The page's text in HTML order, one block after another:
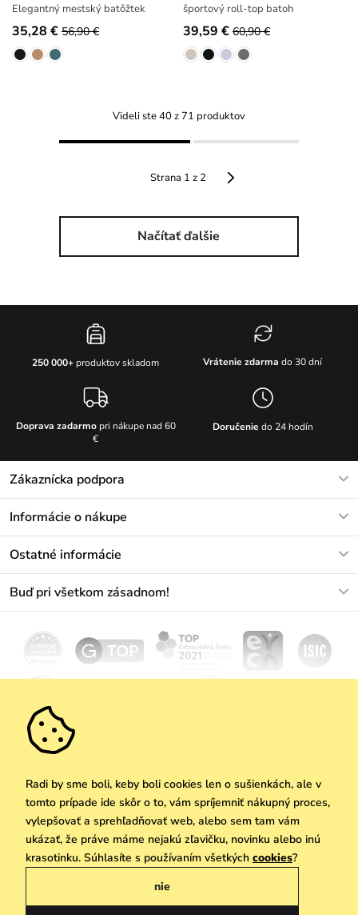
Elegantný mestský batôžtek
35,28 € 56,90 €
športový roll-top batoh
39,59 € 60,90 €
Videli ste 40 z 71 produktov
Strana 1 z 2
Načítať ďalšie
250 000+ produktov skladom Vrátenie zdarma do 30 dní
Doprava zadarmopri nákupe nad 60
€
Doručenie do 24 hodín
Zákaznícka podpora
info@vuch.sk
Informácie o nákupe
Materiály a údržba
Vrátenie a reklamácia
Ostatné informácie
Darčekové poukazy
We Care
Vuchlook
Predajne
Buď pri všetkom zásadnom!
Odoberať
Copyright © 2026 Vuch s.r.o. Všetky práva vyhradené. Technicky zabezpečuje
Simplia.cz
Radi by sme boli, keby boli cookies len o sušienkách, ale v
tomto prípade ide skôr o to, vám spríjemniť nákupný proces,
vylepšovať a sprehľadňovať web, alebo sem tam vám
ukázať, že práve máme nejakú zľavičku, novinku alebo inú
krasotinku. Súhlasíte s používaním všetkých cookies?
nie